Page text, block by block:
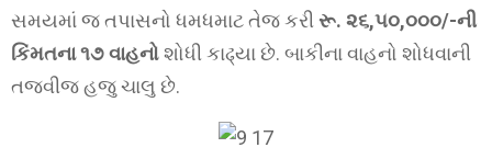
સમયમાં જ તપાસનો ધમધમાટ તેજ કરીરૂ. ૨૬,૫૦,૦૦૦/-ની
કિંમતના ૧૭ વાહનોશોધી કાઢ્યા છે. બાકીના વાહનો શોધવાની
તજવીજ હજુ ચાલુ છે.